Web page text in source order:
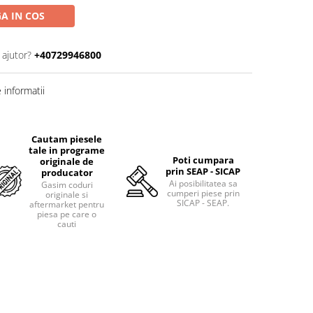
IN COS
+40729946800
informatii
Cautam piesele
tale in programe
originale de
producator
Gasim coduri
originale si
aftermarket pentru
piesa pe care o
cauti
Poti cumpara
prin SEAP - SICAP
Ai posibilitatea sa
cumperi piese prin
SICAP - SEAP.